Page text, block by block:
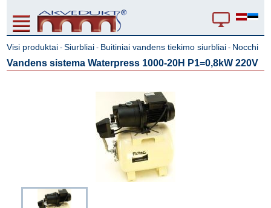
Visi produktai -Siurbliai - Buitiniai vandens tiekimo siurbliai - Nocchi
Vandens sistema Waterpress 1000-20H P1=0,8kW 220V